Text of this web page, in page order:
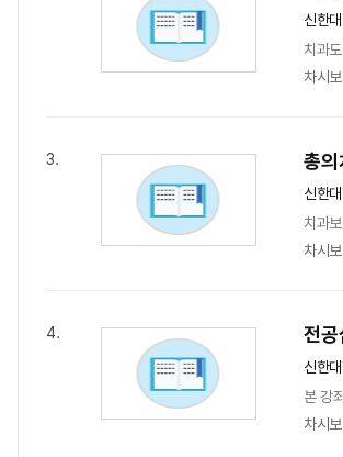
신한
치과
차시보
3. 총의
신한
치과
차시보
4. 전공
신한
본 강
차시보